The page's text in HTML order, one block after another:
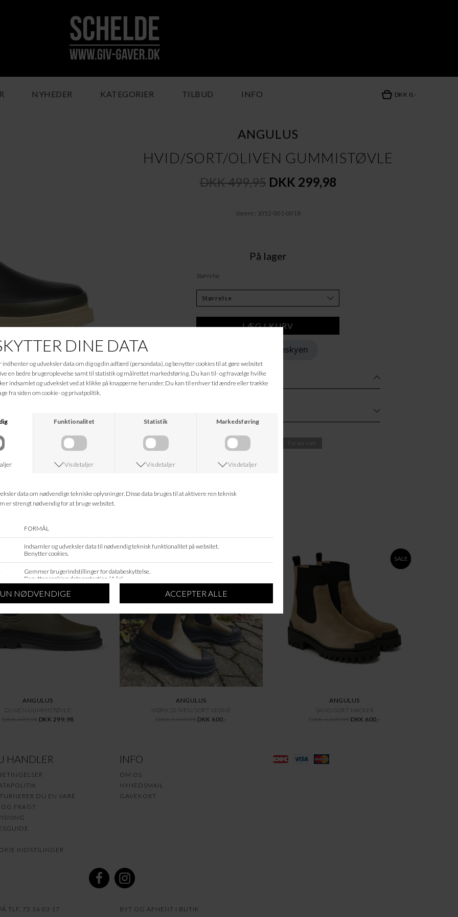
NYHEDER KATEGORIER TILBUD INFO DKK 0,-
ANGULUS
HVID/SORT/OLIVEN GUMMISTØVLE
DKK 499,95 DKK 299,98
Varenr.: 1052-001-0018
På lager
Størrelse
Tilføj til Ønskeskyen
Beskrivelse
Informationer
Returret?
Kan jeg kontakte jer?
Leveringstid?
Spørg om varen Tip en ven
ANGULUS
OLIVEN GUMMISTØVLE
DKK 499,95 DKK 299,98
ANGULUS
MØRK OLIVEN/SORT LEONE
DKK 1.499,95 DKK 600,-
SALE
ANGULUS
SAND/SORT HACKER
DKK 1.399,95 DKK 600,-
HANDLER
DU EN VARE
FRAGT
INDSTILINGER
INFO
OM OS
NYHEDSMAIL
GAVEKORT
TLF. 75 36 03 17 BYT OG AFHENT I BUTIK